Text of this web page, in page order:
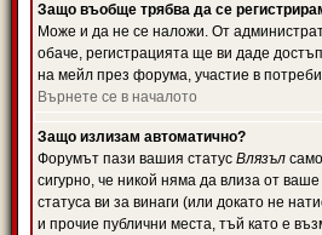
Защо въобще трябва да се
Може и да не се наложи. От
обаче, регистрацията ще ви даде
на мейл през форума, участие в
Върнете се в началото
Защо излизам автоматично?
Форумът пази вашия статус Влязъл
сигурно, че никой няма да влиза от
статуса ви за винаги (или докато не
и прочие публични места, тъй като е